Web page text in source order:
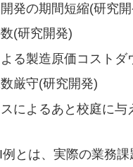
発の期間短縮(研究
(研究開発)
る製造原価コストダ
厳守(研究開発)
によるあと校庭に
とは、実際の業務